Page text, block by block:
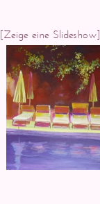
[Zeige eine Slideshow]